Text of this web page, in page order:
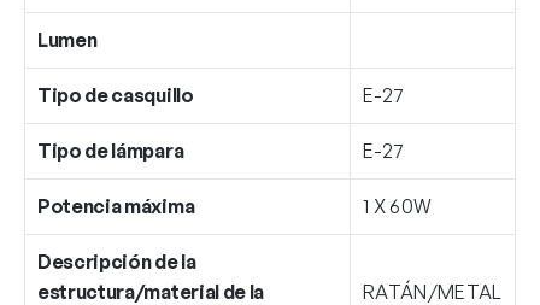
Lumen
Tipo de casquillo E-27
Tipo de lámpara E-27
Potencia máxima 1 X 60W
Descripción de la
estructura/material de la
RATÁN/METAL